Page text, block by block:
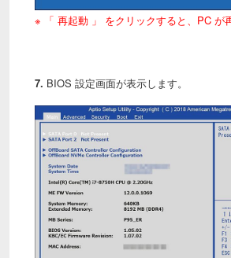
※ 「 再起動 」 をクリックすると、PC が
7. BIOS 設定画面が表示します。